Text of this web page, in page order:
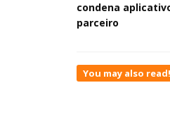
condena
parceiro
You may also read!